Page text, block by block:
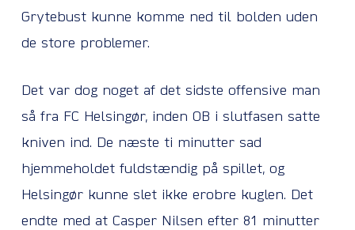
Grytebust kunne komme ned til bolden uden
de store problemer.
Det var dog noget af det sidste offensive man
så fra FC Helsingør, inden OB i slutfasen satte
kniven ind. De næste ti minutter sad
hjemmeholdet fuldstændig på spillet, og
Helsingør kunne slet ikke erobre kuglen. Det
endte med at Casper Nilsen efter 81 minutter